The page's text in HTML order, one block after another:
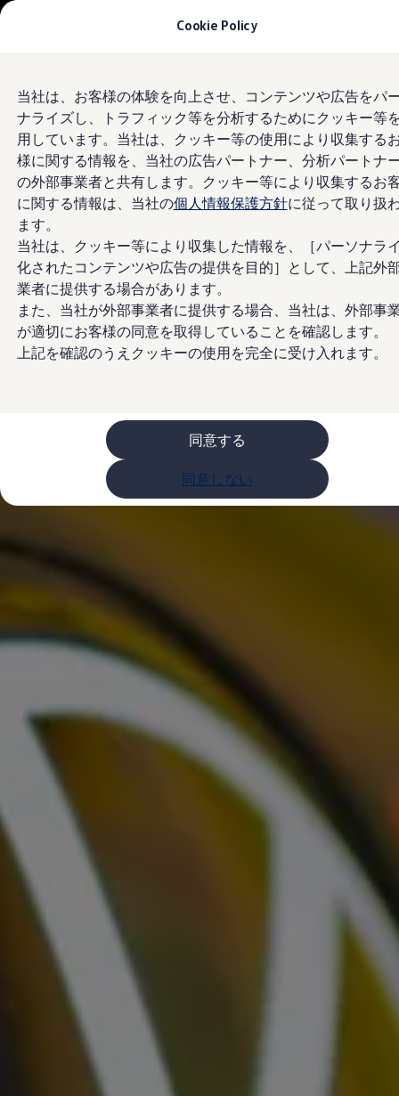
Cookie Policy
当社は、お客様の体験を向上させ、コンテンツや広告をパ
ナライズし、トラフィック等を分析するためにクッキー等
用しています。当社は、クッキー等の使用により収集する
様に関する情報を、当社の広告パートナー、分析パートナ
の外部事業者と共有します。クッキー等により収集するお
に関する情報は、当社の個人情報保護方針に従って取り扱
ます。
当社は、クッキー等により収集した情報を、［パーソナラ
化されたコンテンツや広告の提供を目的］として、上記外
業者に提供する場合があります。
また、当社が外部事業者に提供する場合、当社は、外部事
が適切にお客様の同意を取得していることを確認します。
上記を確認のうえクッキーの使用を完全に受け入れます。
同意する
同意しない
main
content
to
footer
モデル＆見積りシミュレーション
セーフティ マイスター
ID. Buzz
T-Cross
Tiguan
Golf
Golf GTI
Golf R
Golf Variant
Golf R Variant
Passat
Polo
Polo GTI
Golf Touran
T-Roc
T-Roc R
フォルクスワーゲンマガジン
キャンペーン/イベント
ライフスタイル
オファー(購入サポート・金利情報)
オファー
金利情報
Golf お乗り換えを10万円補助
Tiguan 購入後、5年間の安心サポートが無償
Golf Variant お乗り換えを10万円補助
お支払いシミュレーション
モデル別月々のお支払い例
ライフスタイルに合ったプランをみつける
カスタマーポータル 登録・ログイン
Match Maker 登録・ログイン
補助金・エコカー優遇制度
補助金・エコカー優遇制度
ID.4
Golf
Golf Variant
アフターサービス
サービスと純正部品
フォルクスワーゲン純正部品のメリット
路上故障に関するサポート
フォルクスワーゲンサービス
アクセサリー
Lifestyle & goods
Car Navigation System
Drive Recorder
お客様情報
リサイクルへの取組み
警告灯とインジケーターランプ
ユーザーガイド